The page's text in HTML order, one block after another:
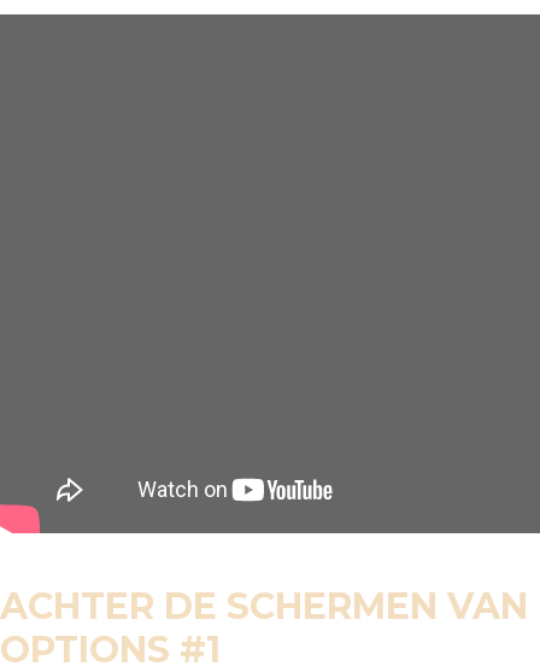
ACHTER DE SCHERMEN VAN
OPTIONS #1